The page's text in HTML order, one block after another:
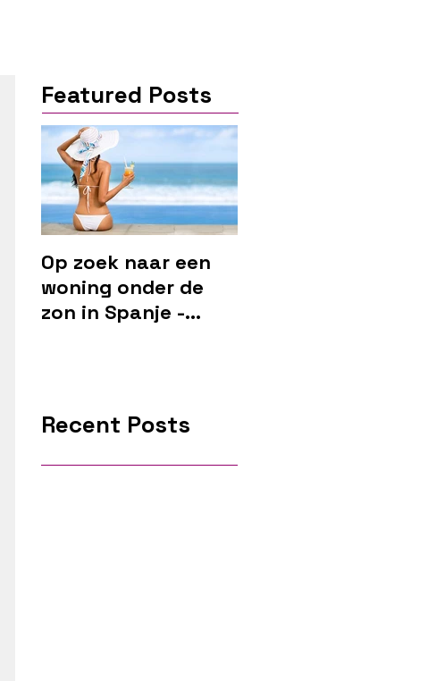
Featured Posts
Op zoek naar een
woning onder de
zon in Spanje -
Recent Posts